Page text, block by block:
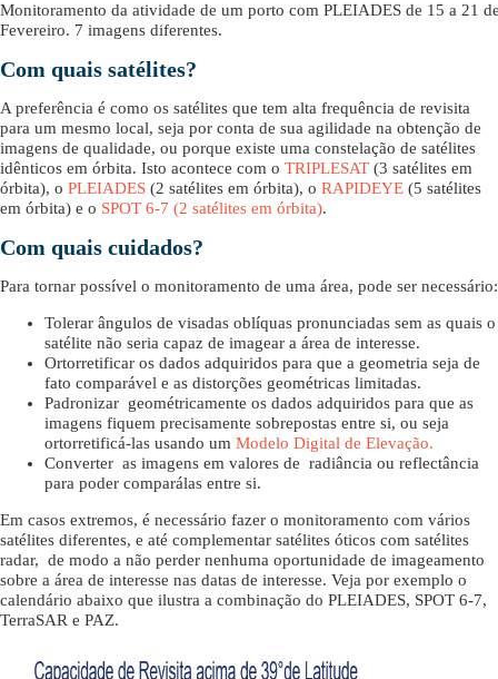
Monitoramento da atividade de um porto com PLEIADES de 15 a 21
Fevereiro. 7 imagens diferentes.
Com quais satélites?
A preferência é como os satélites que tem alta frequência de revisita
para um mesmo local, seja por conta de sua agilidade na obtenção de
imagens de qualidade, ou porque existe uma constelação de satélites
idênticos em órbita. Isto acontece com o TRIPLESAT (3 satélites em
órbita), o PLEIADES (2 satélites em órbita), o RAPIDEYE (5 satélites
em órbita) e o SPOT 6-7 (2 satélites em órbita).
Com quais cuidados?
Para tornar possível o monitoramento de uma área, pode ser necessário:
Tolerar ângulos de visadas oblíquas pronunciadas sem as quais o
satélite não seria capaz de imagear a área de interesse.
Ortorretificar os dados adquiridos para que a geometria seja de
fato comparável e as distorções geométricas limitadas.
Padronizar geométricamente os dados adquiridos para que as
imagens fiquem precisamente sobrepostas entre si, ou seja
ortorretificá-las usando um Modelo Digital de Elevação.
Converter as imagens em valores de radiância ou reflectância
para poder comparálas entre si.
Em casos extremos, é necessário fazer o monitoramento com vários
satélites diferentes, e até complementar satélites óticos com satélites
radar, de modo a não perder nenhuma oportunidade de imageamento
sobre a área de interesse nas datas de interesse. Veja por exemplo o
calendário abaixo que ilustra a combinação do PLEIADES, SPOT 6-7,
TerraSAR e PAZ.